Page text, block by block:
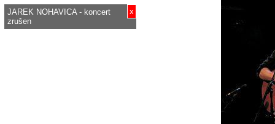
x
JAREK NOHAVICA - koncert
zrušen